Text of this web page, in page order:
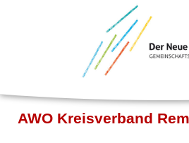
AWO Kreisverband